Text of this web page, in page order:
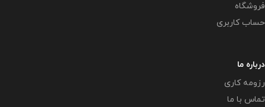
فروشگاه
حساب کاربری
درباره ما
رزومه کاری
تماس با ما